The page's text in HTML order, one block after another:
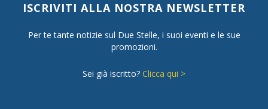
ISCRIVITI ALLA NOSTRA NEWSLETTER
Per te tante notizie sul Due Stelle, i suoi eventi e le sue
promozioni.
Sei già iscritto? Clicca qui >